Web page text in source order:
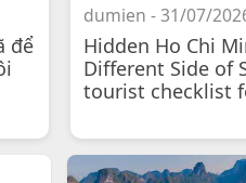
để
dumien - 31/07/
Hidden Ho Chi
Different Side of
tourist checklist